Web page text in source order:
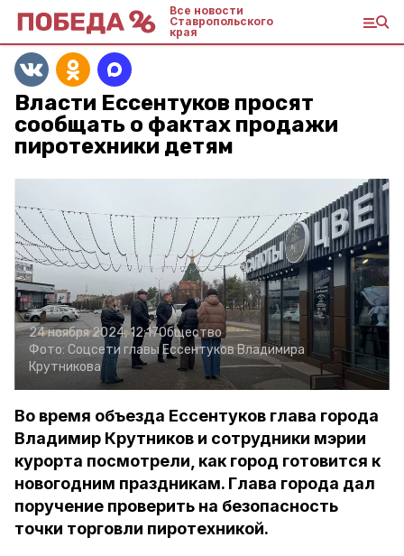
Все новости
Ставропольского
края
Власти Ессентуков просят
сообщать о фактах продажи
пиротехники детям
24 ноября 2024, 12:17Общество
Фото: Соцсети главы Ессентуков Владимира
Крутникова
Во время объезда Ессентуков глава города
Владимир Крутников и сотрудники мэрии
курорта посмотрели, как город готовится к
новогодним праздникам. Глава города дал
поручение проверить на безопасность
точки торговли пиротехникой.